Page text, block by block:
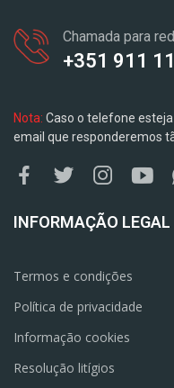
Chamada para
+351 911
Nota: Caso o telefone
email que responderemos
INFORMAÇÃO LEGAL
Termos e condições
Política de privacidade
Informação cookies
Resolução litígios